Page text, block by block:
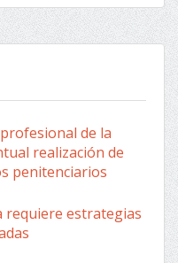
de la
realización de
penitenciarios
requiere estrategias